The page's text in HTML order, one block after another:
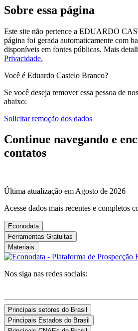
Sobre essa página
Este site não pertence a EDUARDO
página foi gerada automaticamente com
disponíveis em fontes públicas. Mais
Privacidade.
Você é Eduardo Castelo Branco?
Se você deseja remover essa pessoa de
abaixo:
Solicitar remoção dos dados
Continue navegando e
contatos
Última atualização em Agosto de 2026
Acesse dados mais recentes e completos
Econodata
Ferramentas Gratuitas
Materiais
Nos siga nas redes sociais:
Principais setores do Brasil
Principais Estados do Brasil